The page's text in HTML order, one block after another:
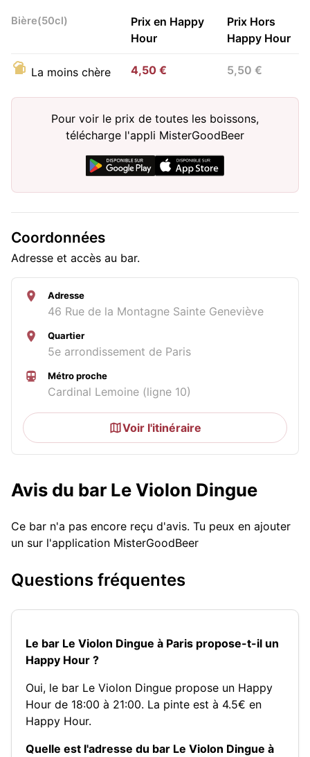
Bière(50cl)
Prix en Happy
Hour
Prix Hors
Happy Hour
La moins chère 4,50 € 5,50 €
Pour voir le prix de toutes les boissons,
télécharge l'appli MisterGoodBeer
Coordonnées
Adresse et accès au bar.
Adresse
46 Rue de la Montagne Sainte Geneviève
Quartier
5e arrondissement de Paris
Métro proche
Cardinal Lemoine (ligne 10)
Voir l'itinéraire
Avis du bar Le Violon Dingue
Ce bar n'a pas encore reçu d'avis. Tu peux en ajouter
un sur l'application MisterGoodBeer
Questions fréquentes
Le bar Le Violon Dingue à Paris propose-t-il un
Happy Hour ?
Oui, le bar Le Violon Dingue propose un Happy
Hour de 18:00 à 21:00. La pinte est à 4.5€ en
Happy Hour.
Quelle est l'adresse du bar Le Violon Dingue à